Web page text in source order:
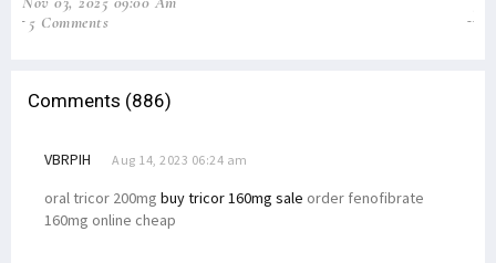
5 Comments
Comments (886)
VBRPIH Aug 14, 2023 06:24 am
oral tricor 200mg buy tricor 160mg sale order fenofibrate
160mg online cheap